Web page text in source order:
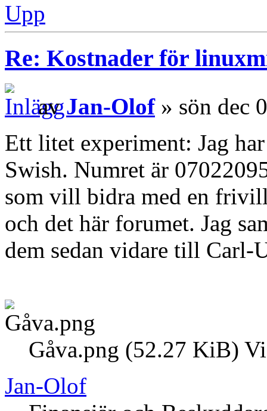
Upp
Re: Kostnader för
avJan-Olof» sön dec
Ett litet experiment: Jag
Swish. Numret är
som vill bidra med en
och det här forumet. Jag
dem sedan vidare till Carl-
Gåva.png (52.27 KiB)
Jan-Olof